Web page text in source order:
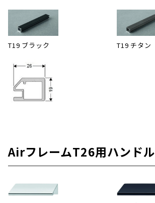
T19 ブラック T19 チタン
AirフレームT26用ハンドル